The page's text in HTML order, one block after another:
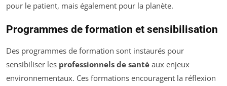
pour le patient, mais également pour la planète.
Programmes de formation et sensibilisation
Des programmes de formation sont instaurés pour
sensibiliser les professionnels de santé aux enjeux
environnementaux. Ces formations encouragent la réflexion